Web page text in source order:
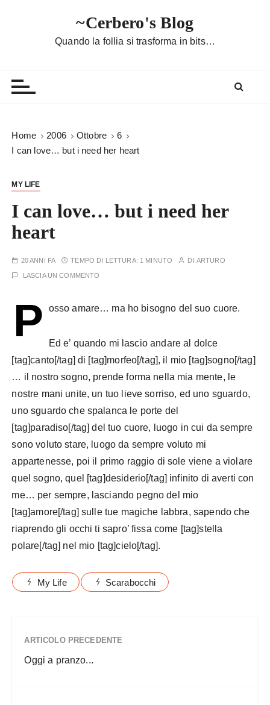
~Cerbero's Blog
Quando la follia si trasforma in bits…
Home 2006 Ottobre
6
I can love… but i need her heart
MY LIFE
I can love… but i need her
heart
20 ANNI FA TEMPO DI LETTURA: 1 MINUTO DI ARTURO
LASCIA UN COMMENTO
P osso amare… ma ho bisogno del suo cuore.
Ed e’ quando mi lascio andare al dolce
[tag]canto[/tag] di [tag]morfeo[/tag], il mio [tag]sogno[/tag]
… il nostro sogno, prende forma nella mia mente, le
nostre mani unite, un tuo lieve sorriso, ed uno sguardo,
uno sguardo che spalanca le porte del
[tag]paradiso[/tag] del tuo cuore, luogo in cui da sempre
sono voluto stare, luogo da sempre voluto mi
appartenesse, poi il primo raggio di sole viene a violare
quel sogno, quel [tag]desiderio[/tag] infinito di averti con
me… per sempre, lasciando pegno del mio
[tag]amore[/tag] sulle tue magiche labbra, sapendo che
riaprendo gli occhi ti sapro’ fissa come [tag]stella
polare[/tag] nel mio [tag]cielo[/tag].
My Life Scarabocchi
ARTICOLO PRECEDENTE
Oggi a pranzo...